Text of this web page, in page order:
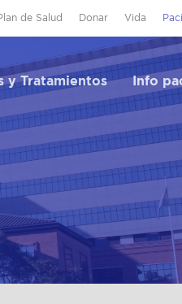
de Salud Donar Vida
y Tratamientos Info